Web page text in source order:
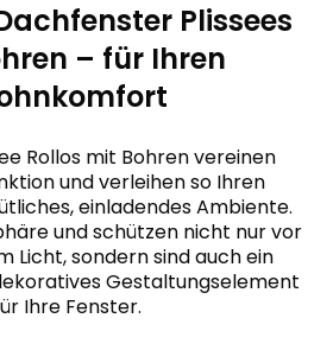
Plissees
– für Ihren
Rollos mit Bohren vereinen
und verleihen so Ihren
einladendes Ambiente.
und schützen nicht nur vor
Licht, sondern sind auch ein
Gestaltungselement
Ihre Fenster.